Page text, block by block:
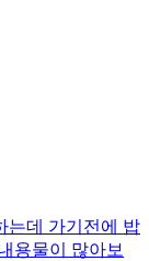
는데 가기전에 밥
용물이 많아보